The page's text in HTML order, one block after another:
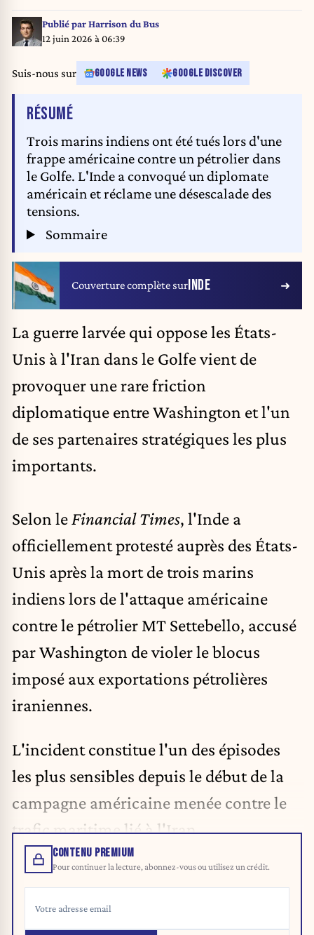
(Francis Chung/POLITICO)
Publié parHarrison du Bus
12 juin 2026 à 06:39
Suis-nous sur GOOGLE NEWS GOOGLE DISCOVER
RÉSUMÉDE L'ARTICLE
Trois marins indiens ont été tués lors d'une
frappe américaine contre un pétrolier dans
le Golfe. L'Inde a convoqué un diplomate
américain et réclame une désescalade des
tensions.
Sommaire
Couverture complète surINDE
La guerre larvée qui oppose les États-
Unis à l'Iran dans le Golfe vient de
provoquer une rare friction
diplomatique entre Washington et l'un
de ses partenaires stratégiques les plus
importants.
Selon le Financial Times, l'Inde a
officiellement protesté auprès des États-
Unis après la mort de trois marins
indiens lors de l'attaque américaine
contre le pétrolier MT Settebello, accusé
par Washington de violer le blocus
imposé aux exportations pétrolières
iraniennes.
L'incident constitue l'un des épisodes
les plus sensibles depuis le début de la
campagne américaine menée contre le
trafic maritime lié à l'Iran.
CONTENU PREMIUM
Pour continuer la lecture, abonnez-vous ou utilisez un crédit.